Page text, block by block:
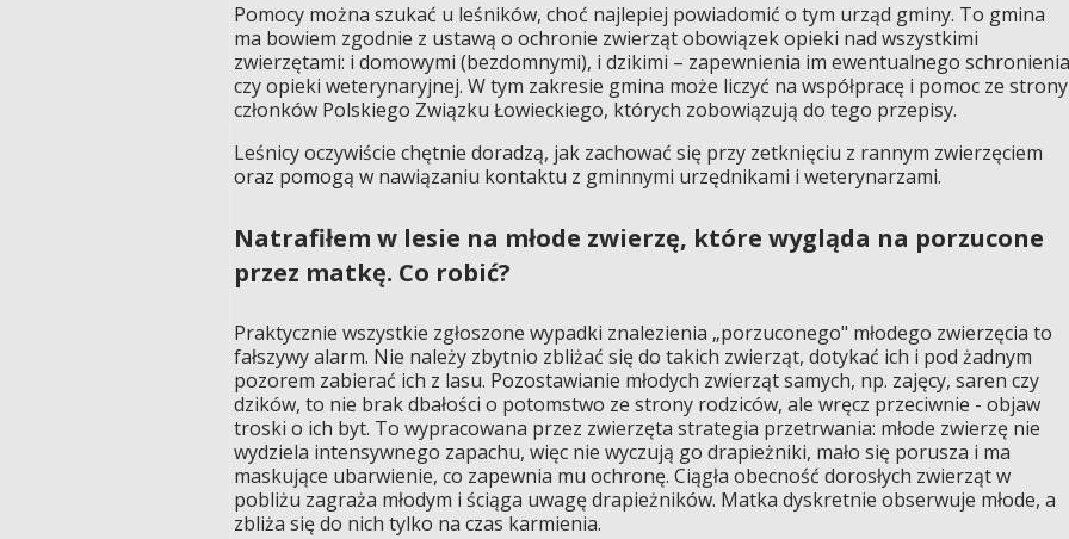
Pomocy można szukać u leśników, choć najlepiej powiadomić o tym urząd gminy. To gmina
ma bowiem zgodnie z ustawą o ochronie zwierząt obowiązek opieki nad wszystkimi
zwierzętami: i domowymi (bezdomnymi), i dzikimi – zapewnienia im ewentualnego schronienia
czy opieki weterynaryjnej. W tym zakresie gmina może liczyć na współpracę i pomoc ze strony
członków Polskiego Związku Łowieckiego, których zobowiązują do tego przepisy.
Leśnicy oczywiście chętnie doradzą, jak zachować się przy zetknięciu z rannym zwierzęciem
oraz pomogą w nawiązaniu kontaktu z gminnymi urzędnikami i weterynarzami.
Natrafiłem w lesie na młode zwierzę, które wygląda na porzucone
przez matkę. Co robić?
Praktycznie wszystkie zgłoszone wypadki znalezienia „porzuconego" młodego zwierzęcia to
fałszywy alarm. Nie należy zbytnio zbliżać się do takich zwierząt, dotykać ich i pod żadnym
pozorem zabierać ich z lasu. Pozostawianie młodych zwierząt samych, np. zajęcy, saren czy
dzików, to nie brak dbałości o potomstwo ze strony rodziców, ale wręcz przeciwnie - objaw
troski o ich byt. To wypracowana przez zwierzęta strategia przetrwania: młode zwierzę nie
wydziela intensywnego zapachu, więc nie wyczują go drapieżniki, mało się porusza i ma
maskujące ubarwienie, co zapewnia mu ochronę. Ciągła obecność dorosłych zwierząt w
pobliżu zagraża młodym i ściąga uwagę drapieżników. Matka dyskretnie obserwuje młode, a
zbliża się do nich tylko na czas karmienia.